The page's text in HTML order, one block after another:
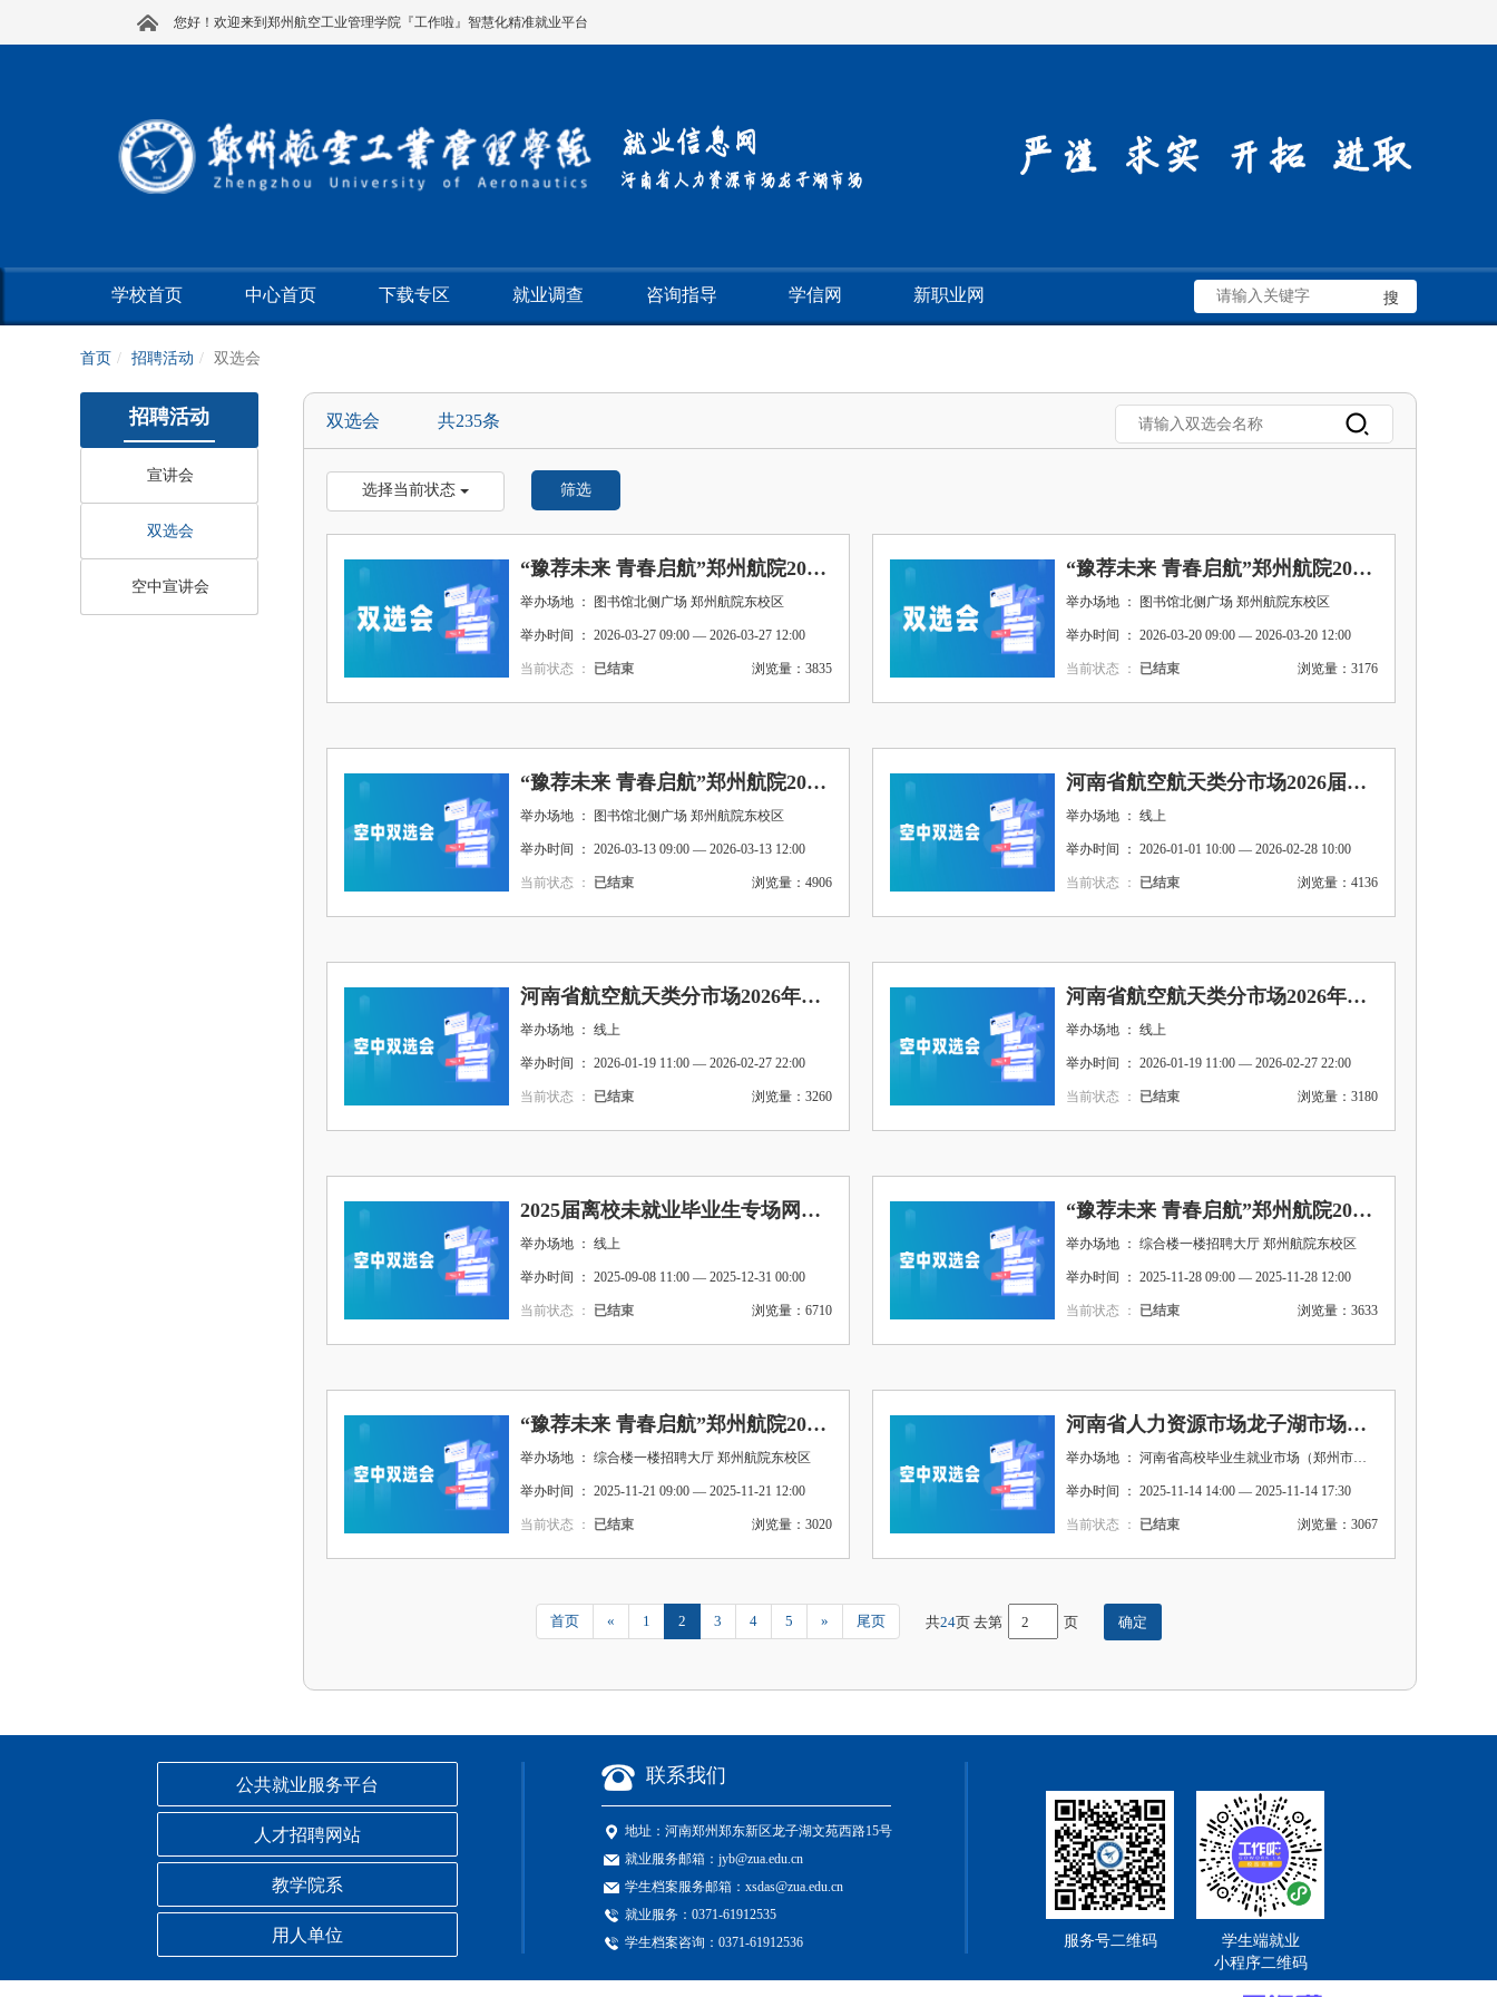
您好！欢迎来到郑州航空工业管理学院『工作啦』智慧化精准就业平台
学校首页 中心首页 下载专区 就业调查 咨询指导 学信网 新职业网
首页 招聘活动 双选会
招聘活动
宣讲会
双选会
空中宣讲会
双选会 共235条
选择当前状态 筛选
“豫荐未来 青春启航”郑州航院2026届毕业生周五双选会（第10期）
举办场地 ： 图书馆北侧广场 郑州航院东校区
举办时间 ： 2026-03-27 09:00 — 2026-03-27 12:00
浏览量：3835
当前状态 ： 已结束
“豫荐未来 青春启航”郑州航院2026届毕业生周五双选会（第9期）
举办场地 ： 图书馆北侧广场 郑州航院东校区
举办时间 ： 2026-03-20 09:00 — 2026-03-20 12:00
浏览量：3176
当前状态 ： 已结束
“豫荐未来 青春启航”郑州航院2026届毕业生周五双选会（女生专场）
举办场地 ： 图书馆北侧广场 郑州航院东校区
举办时间 ： 2026-03-13 09:00 — 2026-03-13 12:00
浏览量：4906
当前状态 ： 已结束
河南省航空航天类分市场2026届毕业生“喜迎新春”网络双选会
举办场地 ： 线上
举办时间 ： 2026-01-01 10:00 — 2026-02-28 10:00
浏览量：4136
当前状态 ： 已结束
河南省航空航天类分市场2026年寒假“暖心促就就业”网络双选会—经管类
举办场地 ： 线上
举办时间 ： 2026-01-19 11:00 — 2026-02-27 22:00
浏览量：3260
当前状态 ： 已结束
河南省航空航天类分市场2026年寒假“暖心促就业”网络双选会—理工类
举办场地 ： 线上
举办时间 ： 2026-01-19 11:00 — 2026-02-27 22:00
浏览量：3180
当前状态 ： 已结束
2025届离校未就业毕业生专场网络双选会
举办场地 ： 线上
举办时间 ： 2025-09-08 11:00 — 2025-12-31 00:00
浏览量：6710
当前状态 ： 已结束
“豫荐未来 青春启航”郑州航院2026届毕业生周五双选会（第7期）（自动化学院承办）
举办场地 ： 综合楼一楼招聘大厅 郑州航院东校区
举办时间 ： 2025-11-28 09:00 — 2025-11-28 12:00
浏览量：3633
当前状态 ： 已结束
“豫荐未来 青春启航”郑州航院2026届毕业生周五双选会（第6期）
举办场地 ： 综合楼一楼招聘大厅 郑州航院东校区
举办时间 ： 2025-11-21 09:00 — 2025-11-21 12:00
浏览量：3020
当前状态 ： 已结束
河南省人力资源市场龙子湖市场小型双选会暨郑州航院2026届毕业生周五双选会（第5期）
举办场地 ： 河南省高校毕业生就业市场（郑州市相济路81号） 河南省高校毕业生就业市场（郑州市相济路81号）
举办时间 ： 2025-11-14 14:00 — 2025-11-14 17:30
浏览量：3067
当前状态 ： 已结束
首页 « 1 2 3 4 5 » 尾页 共24页 去第 页
公共就业服务平台
人才招聘网站
教学院系
用人单位
联系我们
地址： 河南郑州郑东新区龙子湖文苑西路15号
就业服务邮箱： jyb@zua.edu.cn
学生档案服务邮箱： xsdas@zua.edu.cn
就业服务： 0371-61912535
学生档案咨询：0371-61912536
服务号二维码
学生端就业
小程序二维码